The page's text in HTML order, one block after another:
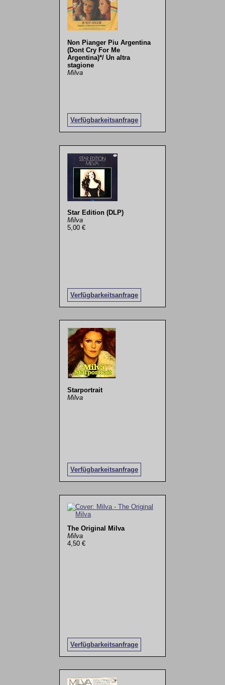
Non Pianger Piu Argentina
(Dont Cry For Me
Argentina)*/ Un altra
stagione
Milva
Verfügbarkeitsanfrage
Star Edition (DLP)
Milva
5,00 €
Verfügbarkeitsanfrage
Starportrait
Milva
Verfügbarkeitsanfrage
The Original Milva
Milva
4,50 €
Verfügbarkeitsanfrage